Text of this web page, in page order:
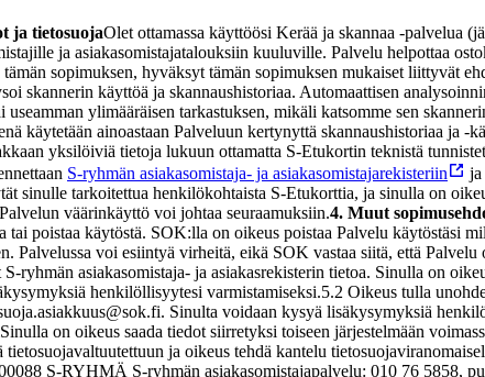
ja tietosuojaOlet ottamassa käyttöösi Kerää ja skannaa -palvelua
ja asiakasomistajatalouksiin kuuluville. Palvelu helpottaa
sopimuksen, hyväksyt tämän sopimuksen mukaiset liittyvät
skannerin käyttöä ja skannaushistoriaa. Automaattisen
ylimääräisen tarkastuksen, mikäli katsomme sen
käytetään ainoastaan Palveluun kertynyttä skannaushistoriaa ja -
yksilöiviä tietoja lukuun ottamatta S-Etukortin teknistä
S-ryhmän asiakasomistaja- ja asiakasomistajarekisteriin
ja
sinulle tarkoitettua henkilökohtaista S-Etukorttia, ja sinulla on
väärinkäyttö voi johtaa seuraamuksiin.4. Muut
poistaa käytöstä. SOK:lla on oikeus poistaa Palvelu käytöstäsi
Palvelussa voi esiintyä virheitä, eikä SOK vastaa siitä, että Palvelu
ryhmän asiakasomistaja- ja asiakasrekisterin tietoa. Sinulla on
henkilöllisyytesi varmistamiseksi.5.2 Oikeus tulla
Sinulta voidaan kysyä lisäkysymyksiä
Sinulla on oikeus saada tiedot siirretyksi toiseen järjestelmään
tietosuojavaltuutettuun ja oikeus tehdä kantelu
S-RYHMÄ S-ryhmän asiakasomistajapalvelu: 010 76 5858,